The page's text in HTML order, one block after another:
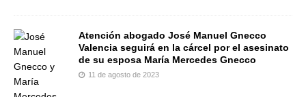
Atención abogado José Manuel Gnecco
Valencia seguirá en la cárcel por el asesinato
de su esposa María Mercedes Gnecco
11 de agosto de 2023